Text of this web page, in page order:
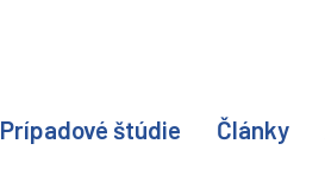
Prípadové štúdie Články